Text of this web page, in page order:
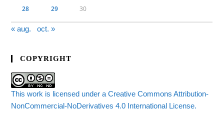
28 29 30
« aug. oct. »
COPYRIGHT
This work is licensed under a Creative Commons Attribution-
NonCommercial-NoDerivatives 4.0 International License.